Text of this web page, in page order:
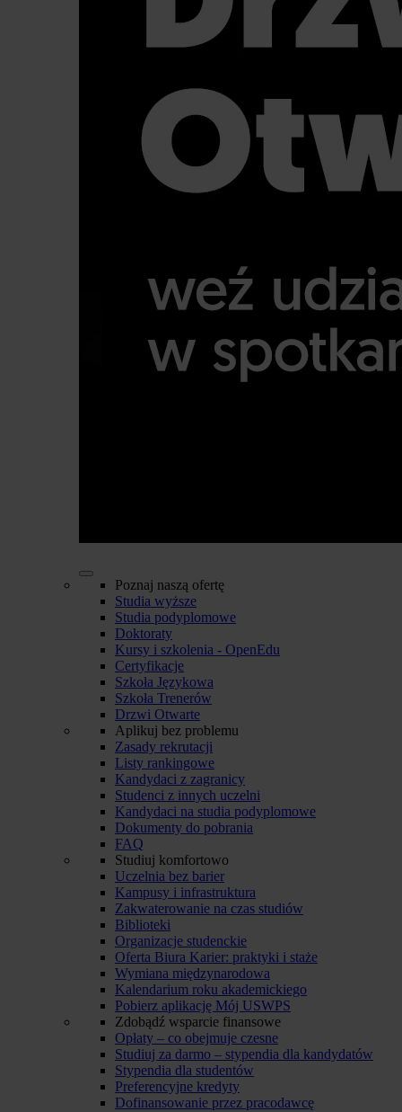
Poznaj naszą ofertę
Studia wyższe
Studia podyplomowe
Doktoraty
Kursy i szkolenia - OpenEdu
Certyfikacje
Szkoła Językowa
Szkoła Trenerów
Drzwi Otwarte
Aplikuj bez problemu
Zasady rekrutacji
Listy rankingowe
Kandydaci z zagranicy
Studenci z innych uczelni
Kandydaci na studia podyplomowe
Dokumenty do pobrania
FAQ
Studiuj komfortowo
Uczelnia bez barier
Kampusy i infrastruktura
Zakwaterowanie na czas studiów
Biblioteki
Organizacje studenckie
Oferta Biura Karier: praktyki i staże
Wymiana międzynarodowa
Kalendarium roku akademickiego
Pobierz aplikację Mój USWPS
Zdobądź wsparcie finansowe
Opłaty – co obejmuje czesne
Studiuj za darmo – stypendia dla kandydatów
Stypendia dla studentów
Preferencyjne kredyty
Dofinansowanie przez pracodawcę